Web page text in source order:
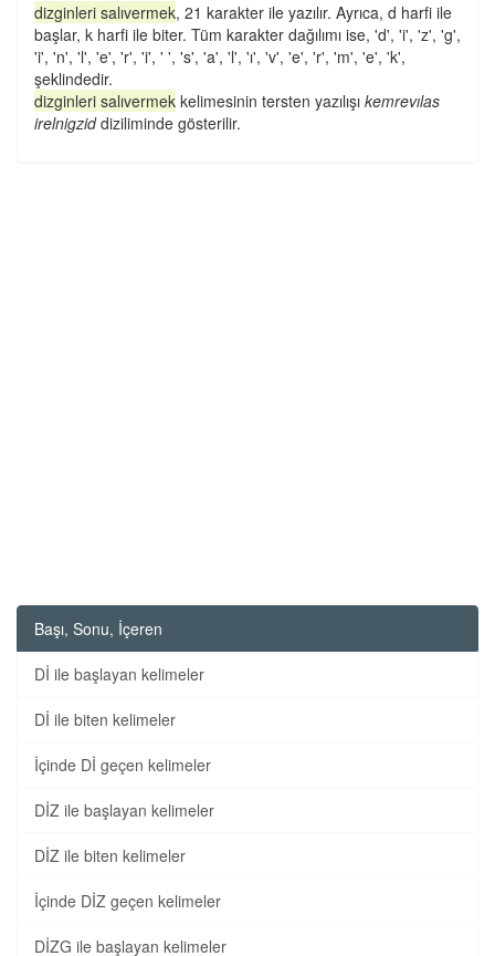
dizginleri salıvermek, 21 karakter ile yazılır. Ayrıca, d harfi ile
başlar, k harfi ile biter. Tüm karakter dağılımı ise, 'd', 'i', 'z', 'g',
'i', 'n', 'l', 'e', 'r', 'i', ' ', 's', 'a', 'l', 'ı', 'v', 'e', 'r', 'm', 'e', 'k',
şeklindedir.
dizginleri salıvermek kelimesinin tersten yazılışı kemrevılas
irelnigziddiziliminde gösterilir.
Başı, Sonu, İçeren
Dİ ile başlayan kelimeler
Dİ ile biten kelimeler
İçinde Dİ geçen kelimeler
DİZ ile başlayan kelimeler
DİZ ile biten kelimeler
İçinde DİZ geçen kelimeler
DİZG ile başlayan kelimeler